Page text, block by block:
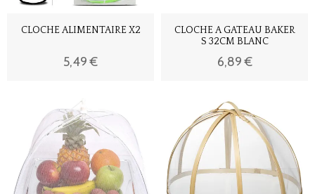
CLOCHE ALIMENTAIRE X2
5,49 €
CLOCHE A GATEAU BAKER
S 32CM BLANC
6,89 €